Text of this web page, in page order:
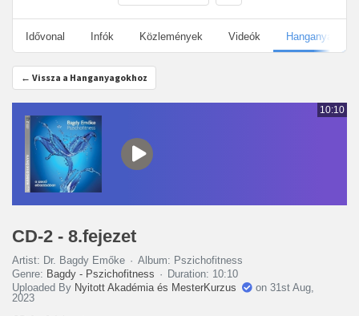
Idővonal Infók Közlemények Videók Hanganyagok
← Vissza a Hanganyagokhoz
10:10
CD-2 - 8.fejezet
Artist: Dr. Bagdy Emőke
Album: Pszichofitness
Genre: Bagdy - Pszichofitness
Duration: 10:10
Uploaded By Nyitott Akadémia és MesterKurzus
on 31st Aug,
2023